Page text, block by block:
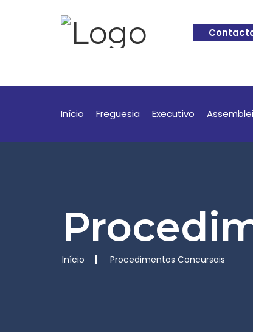
Início Freguesia Executivo
Início Procedimentos Concursais